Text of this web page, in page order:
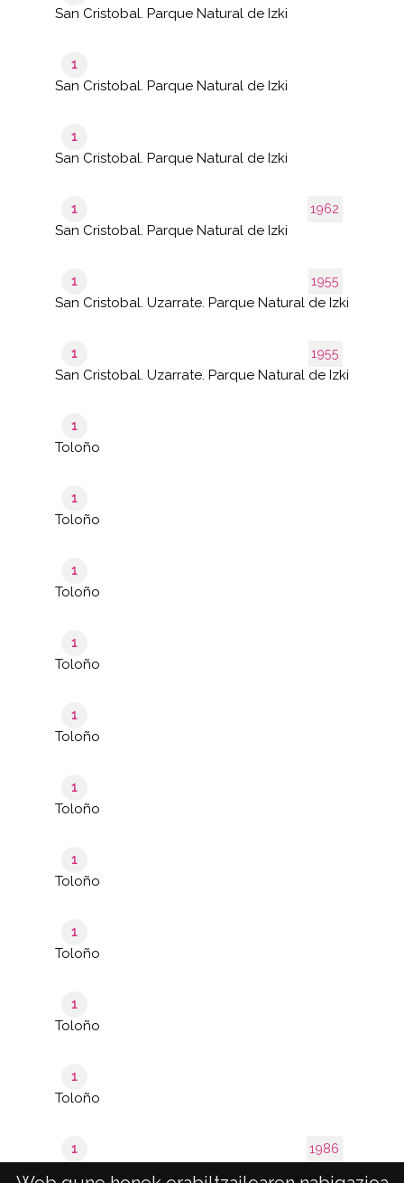
San Cristobal. Parque Natural de Izki
1
San Cristobal. Parque Natural de Izki
1
San Cristobal. Parque Natural de Izki
1962
1
San Cristobal. Parque Natural de Izki
1955
1
San Cristobal. Uzarrate. Parque Natural de Izki
1955
1
San Cristobal. Uzarrate. Parque Natural de Izki
1
Toloño
1
Toloño
1
Toloño
1
Toloño
1
Toloño
1
Toloño
1
Toloño
1
Toloño
1
Toloño
1
Toloño
1986
1